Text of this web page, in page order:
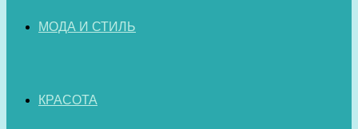
МОДА И СТИЛЬ
КРАСОТА